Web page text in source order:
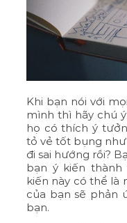
Khi bạn nói với
mình thì hãy chú
họ có thích ý
tỏ vẻ tốt bụng
đi sai hướng rồi?
bạn ý kiến
kiến này có thể là
của bạn sẽ phản
bạn.